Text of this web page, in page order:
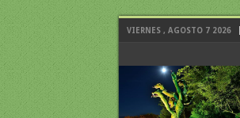
VIERNES , AGOSTO 7 2026